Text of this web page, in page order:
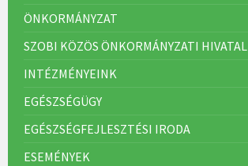
ÖNKORMÁNYZAT
SZOBI KÖZÖS ÖNKORMÁNYZATI HIVATAL
INTÉZMÉNYEINK
EGÉSZSÉGÜGY
EGÉSZSÉGFEJLESZTÉSI IRODA
ESEMÉNYEK